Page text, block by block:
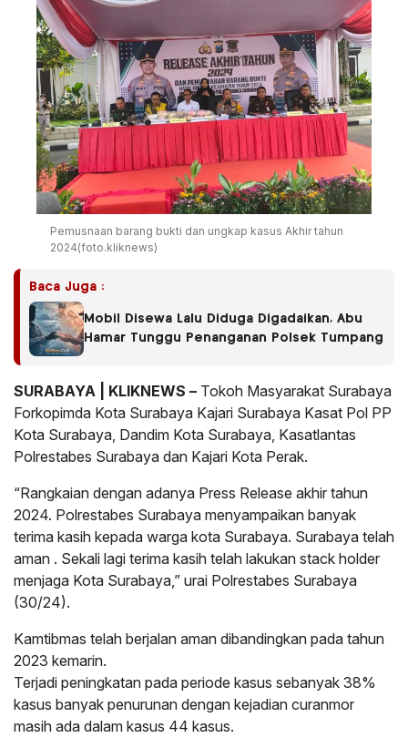
Pemusnaan barang bukti dan ungkap kasus Akhir tahun
2024(foto.kliknews)
Baca Juga :
Mobil Disewa Lalu Diduga Digadaikan, Abu
Hamar Tunggu Penanganan Polsek Tumpang
SURABAYA | KLIKNEWS – Tokoh Masyarakat Surabaya
Forkopimda Kota Surabaya Kajari Surabaya Kasat Pol PP
Kota Surabaya, Dandim Kota Surabaya, Kasatlantas
Polrestabes Surabaya dan Kajari Kota Perak.
“Rangkaian dengan adanya Press Release akhir tahun
2024. Polrestabes Surabaya menyampaikan banyak
terima kasih kepada warga kota Surabaya. Surabaya telah
aman . Sekali lagi terima kasih telah lakukan stack holder
menjaga Kota Surabaya,” urai Polrestabes Surabaya
(30/24).
Kamtibmas telah berjalan aman dibandingkan pada tahun
2023 kemarin.
Terjadi peningkatan pada periode kasus sebanyak 38%
kasus banyak penurunan dengan kejadian curanmor
masih ada dalam kasus 44 kasus.